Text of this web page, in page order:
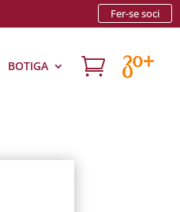
Fer-se soci
BOTIGA 